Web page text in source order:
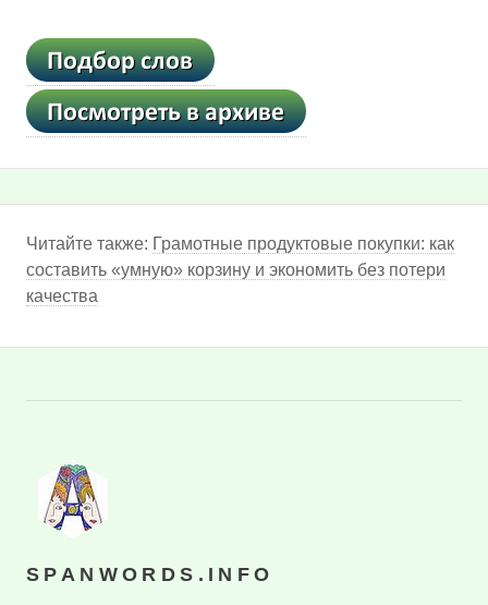
Читайте также: Грамотные продуктовые покупки: как
составить «умную» корзину и экономить без потери
качества
SPANWORDS.INFO